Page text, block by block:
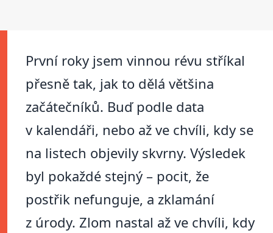
První roky jsem vinnou révu stříkal
přesně tak, jak to dělá většina
začátečníků. Buď podle data
v kalendáři, nebo až ve chvíli, kdy se
na listech objevily skvrny. Výsledek
byl pokaždé stejný – pocit, že
postřik nefunguje, a zklamání
z úrody. Zlom nastal až ve chvíli, kdy